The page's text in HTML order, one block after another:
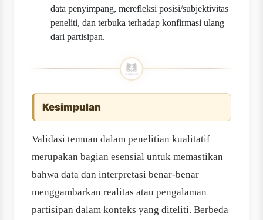
data penyimpang, merefleksi posisi/subjektivitas
peneliti, dan terbuka terhadap konfirmasi ulang
dari partisipan.
Kesimpulan
Validasi temuan dalam penelitian kualitatif
merupakan bagian esensial untuk memastikan
bahwa data dan interpretasi benar-benar
menggambarkan realitas atau pengalaman
partisipan dalam konteks yang diteliti. Berbeda